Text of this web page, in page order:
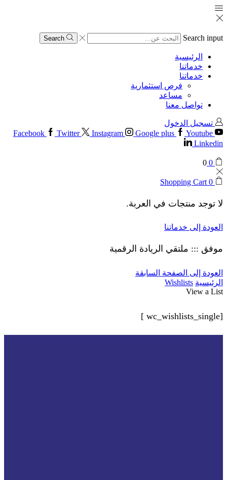
Search input
Search
الرئيسية
خدماتنا
خدماتنا
فرص استثمارية
مساعد
تواصل معنا
تسجيل الدخول
Facebook
Twitter Instagram Google plus
Youtube
Linkedin
0
0
0
Shopping Cart
لا توجد منتجات في العربة.
العودة إلى خدماتنا
موفق ::: ملتقي الريادة الرقمية
العودة إلى الصفحة السابقة
الرئيسية Wishlists
View a List
[wc_wishlists_single ]